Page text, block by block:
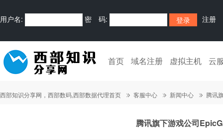
用户名: 密 码: 注册
首页 域名注册 虚拟主机 云
西部知识分享网，西部数码,西部数据代理首页 客服中心 新闻中心 腾讯
腾讯旗下游戏公司